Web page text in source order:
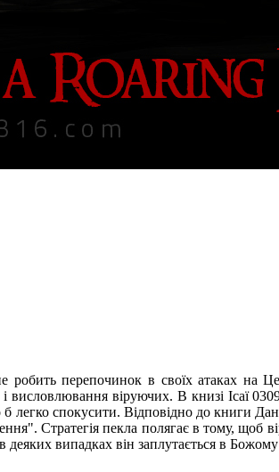
робить перепочинок в своїх атаках на
віруючих. В книзі Ісаї
спокусити. Відповідно до книги
Стратегія пекла полягає в тому, щоб
деяких випадках він заплутається в